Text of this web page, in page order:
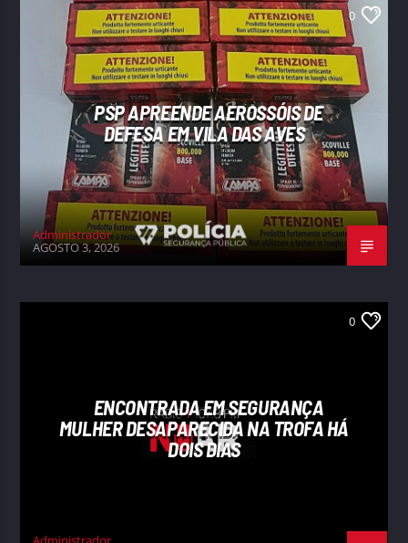
0
PSP APREENDE AEROSSÓIS DE
DEFESA EM VILA DAS AVES
Administrador
AGOSTO 3, 2026
0
ENCONTRADA EM SEGURANÇA
MULHER DESAPARECIDA NA TROFA HÁ
DOIS DIAS